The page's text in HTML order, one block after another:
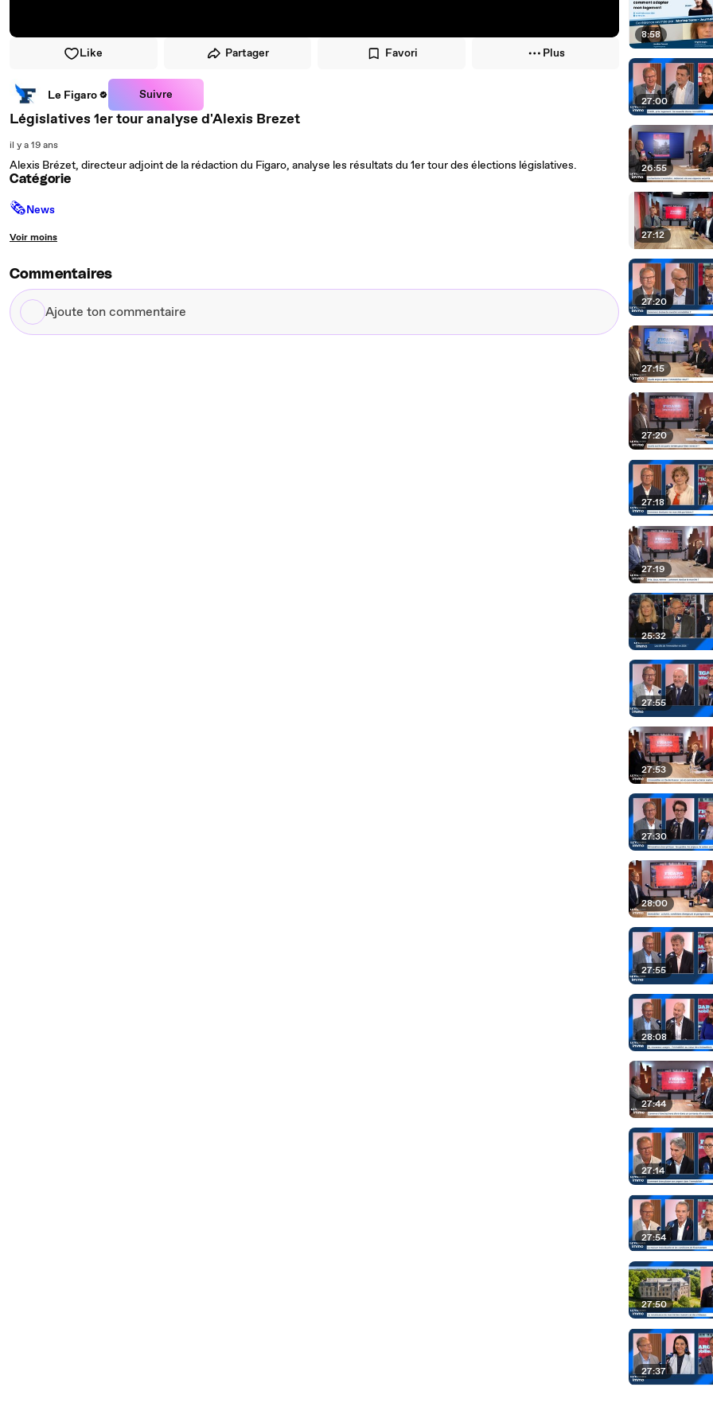
Like Partager Favori Plus
Le Figaro Suivre
Législatives 1er tour analyse d'Alexis Brezet
il y a 19 ans
Alexis Brézet, directeur adjoint de la rédaction du Figaro, analyse les résultats du 1er tour des élections législatives.
Catégorie
🗞News
Voir moins
Commentaires
Ajoute
ton
8:58
27:00
26:55
27:12
27:20
27:15
27:20
27:18
27:19
25:32
27:55
27:53
27:30
28:00
27:55
28:08
27:44
27:14
27:54
27:50
27:37